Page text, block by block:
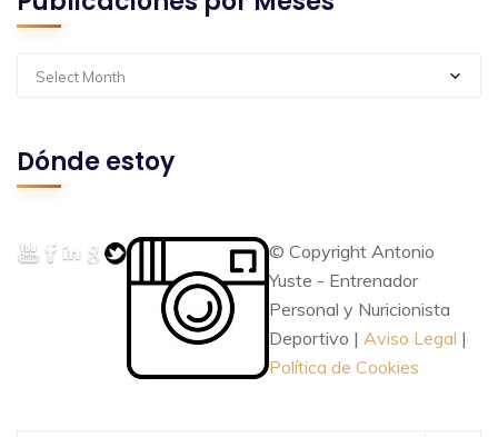
Select Month
Dónde estoy
© Copyright Antonio
Yuste - Entrenador
Personal y Nuricionista
Deportivo | Aviso Legal |
Política de Cookies